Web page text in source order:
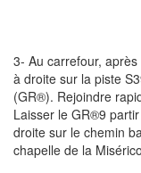
3- Au carrefour,
à droite sur la piste
(GR®). Rejoindre
Laisser le GR®9
droite sur le chemin
chapelle de la